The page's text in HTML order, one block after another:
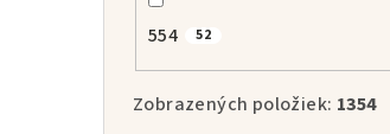
554 52
Zobrazených položiek: 1354